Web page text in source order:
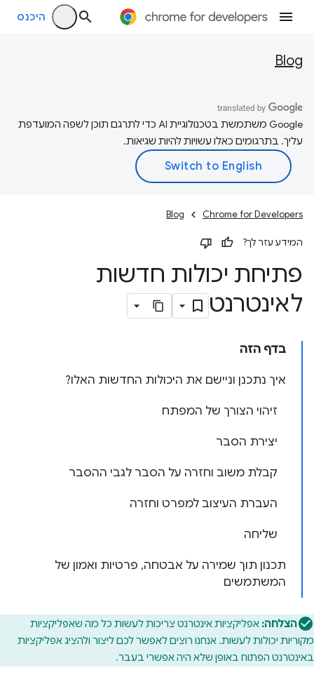
היכנס
Blog
‫Google משתמשת בטכנולוגיית AI כדי לתרגם תוכן לשפה המועדפת
עליך. בתרגומים כאלו עשויות להיות שגיאות.
Chrome for Developers
Blog
המידע עזר לך?
פתיחת יכולות חדשות
לאינטרנט
בדף הזה
איך נתכנן וניישם את היכולות החדשות האלו?
זיהוי הצורך של המפתח
יצירת הסבר
קבלת משוב וחזרה על הסבר לגבי ההסבר
העברת העיצוב למפרט וחזרה
שליחה
תכנון תוך שמירה על אבטחה, פרטיות ואמון של
המשתמשים
הצלחה: אפליקציות אינטרנט צריכות לעשות כל מה שאפליקציות
מקוריות יכולות לעשות. אנחנו רוצים לאפשר לכם ליצור ולהציג אפליקציות
באינטרנט הפתוח באופן שלא היה אפשרי בעבר.